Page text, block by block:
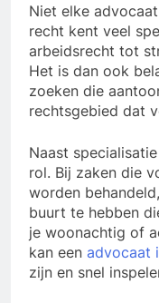
Niet elke
recht kent veel
arbeidsrecht tot
Het is dan ook
zoeken die
rechtsgebied dat
Naast
rol. Bij zaken die
worden
buurt te hebben
je woonachtig of
kan een advocaat
zijn en snel